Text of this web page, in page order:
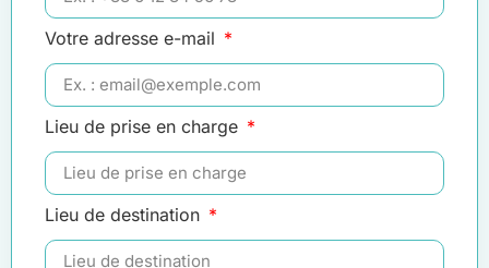
Votre adresse e-mail
Lieu de prise en charge
Lieu de destination